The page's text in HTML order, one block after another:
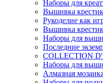
Наборы для
Вышивка
Рукоделие как
Вышивка
Наборы для
Последние
COLLECTION
Наборы для
Алмазная мозаика